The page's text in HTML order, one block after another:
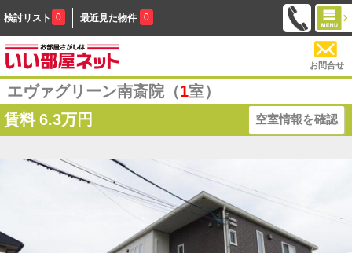
検討リスト 0 最近見た物件 0
お問合せ
エヴァグリーン南斎院（1室）
賃料 6.3万円 空室情報を確認